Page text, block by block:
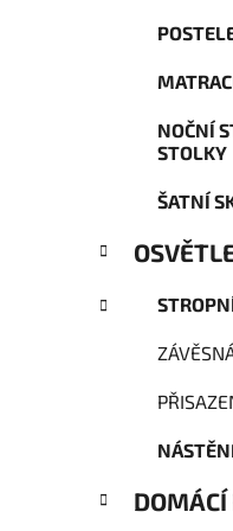
NOČNÍ
STOLKY
ŠATNÍ
DOMÁCÍ